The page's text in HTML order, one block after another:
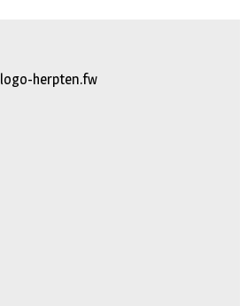
logo-herpten.fw